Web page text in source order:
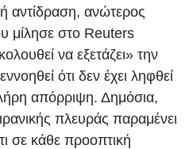
αντίδραση, ανώτερος
μίλησε στο Reuters
να εξετάζει» την
ότι δεν έχει ληφθεί
απόρριψη. Δημόσια,
πλευράς παραμένει
σε κάθε προοπτική